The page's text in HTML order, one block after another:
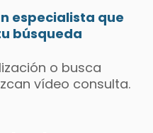
especialista que
búsqueda
o busca
vídeo consulta.